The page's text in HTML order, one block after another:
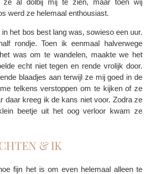
ze al dolbij mij te zien, maar toen wij
werd ze helemaal enthousiast.
het bos best lang was, sowieso een uur.
rondje. Toen ik eenmaal halverwege
was om te wandelen, maakte we het
echt niet tegen en rende vrolijk door.
blaadjes aan terwijl ze mij goed in de
telkens verstoppen om te kijken of ze
daar kreeg ik de kans niet voor. Zodra ze
beetje uit het oog verloor kwam ze
& IK
fijn het is om even helemaal alleen te